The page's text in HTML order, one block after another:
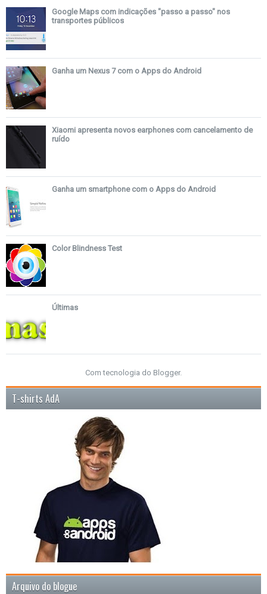
Google Maps com indicações "passo a passo" nos
transportes públicos
Ganha um Nexus 7 com o Apps do Android
Xiaomi apresenta novos earphones com cancelamento de
ruído
Ganha um smartphone com o Apps do Android
Color Blindness Test
Últimas
Com tecnologia do Blogger.
T-shirts AdA
Arquivo do blogue